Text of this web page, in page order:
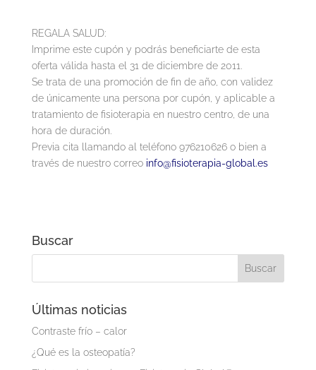
REGALA SALUD:
Imprime este cupón y podrás beneficiarte de esta
oferta válida hasta el 31 de diciembre de 2011.
Se trata de una promoción de fin de año, con validez
de únicamente una persona por cupón, y aplicable a
tratamiento de fisioterapia en nuestro centro, de una
hora de duración.
Previa cita llamando al teléfono 976210626 o bien a
través de nuestro correo info@fisioterapia-global.es
Buscar
Últimas noticias
Contraste frío – calor
¿Qué es la osteopatía?